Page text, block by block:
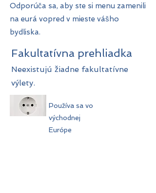
Odporúča sa, aby ste si menu zamenili
na eurá vopred v mieste vášho
bydliska.
Fakultatívna prehliadka
Neexistujú žiadne fakultatívne
výlety.
Používa sa vo
východnej
Európe